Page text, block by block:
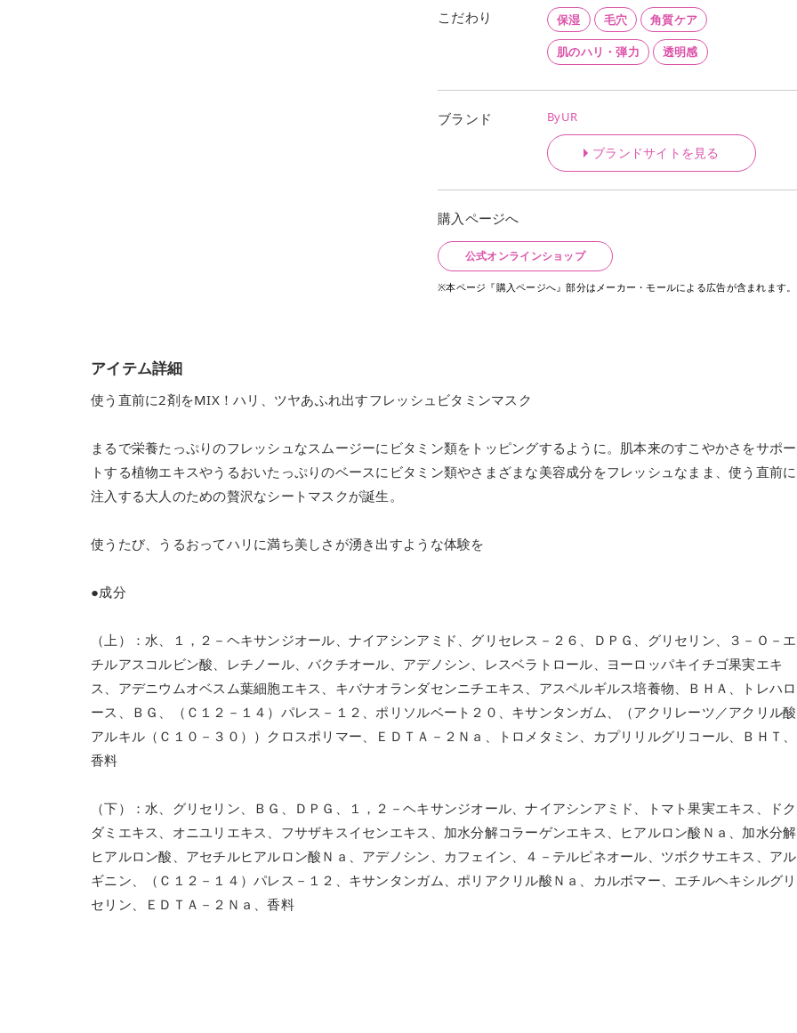
こだわり 保湿 毛穴 角質ケア
肌のハリ・弾力 透明感
ブランド ByUR
ブランドサイトを見る
購入ページへ
公式オンラインショップ
※本ページ『購入ページへ』部分はメーカー・モールによる広告が含まれます。
アイテム詳細
使う直前に2剤をMIX！ハリ、ツヤあふれ出すフレッシュビタミンマスク
まるで栄養たっぷりのフレッシュなスムージーにビタミン類をトッピングするように。肌本来のすこやかさをサポー
トする植物エキスやうるおいたっぷりのベースにビタミン類やさまざまな美容成分をフレッシュなまま、使う直前に
注入する大人のための贅沢なシートマスクが誕生。
使うたび、うるおってハリに満ち美しさが湧き出すような体験を
●成分
（上）：水、１，２－ヘキサンジオール、ナイアシンアミド、グリセレス－２６、ＤＰＧ、グリセリン、３－Ｏ－エ
チルアスコルビン酸、レチノール、バクチオール、アデノシン、レスベラトロール、ヨーロッパキイチゴ果実エキ
ス、アデニウムオベスム葉細胞エキス、キバナオランダセンニチエキス、アスペルギルス培養物、ＢＨＡ、トレハロ
ース、ＢＧ、（Ｃ１２－１４）パレス－１２、ポリソルベート２０、キサンタンガム、（アクリレーツ／アクリル酸
アルキル（Ｃ１０－３０））クロスポリマー、ＥＤＴＡ－２Ｎａ、トロメタミン、カプリリルグリコール、ＢＨＴ、
香料
（下）：水、グリセリン、ＢＧ、ＤＰＧ、１，２－ヘキサンジオール、ナイアシンアミド、トマト果実エキス、ドク
ダミエキス、オニユリエキス、フサザキスイセンエキス、加水分解コラーゲンエキス、ヒアルロン酸Ｎａ、加水分解
ヒアルロン酸、アセチルヒアルロン酸Ｎａ、アデノシン、カフェイン、４－テルピネオール、ツボクサエキス、アル
ギニン、（Ｃ１２－１４）パレス－１２、キサンタンガム、ポリアクリル酸Ｎａ、カルボマー、エチルヘキシルグリ
セリン、ＥＤＴＡ－２Ｎａ、香料